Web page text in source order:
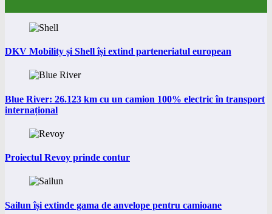
DKV Mobility și Shell își extind parteneriatul european
Blue River: 26.123 km cu un camion 100% electric în transport
internațional
Proiectul Revoy prinde contur
Sailun își extinde gama de anvelope pentru camioane